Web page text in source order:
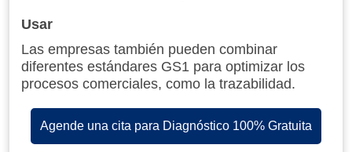
Usar
Las empresas también pueden combinar
diferentes estándares GS1 para optimizar los
procesos comerciales, como la trazabilidad.
Agende una cita para Diagnóstico 100% Gratuita